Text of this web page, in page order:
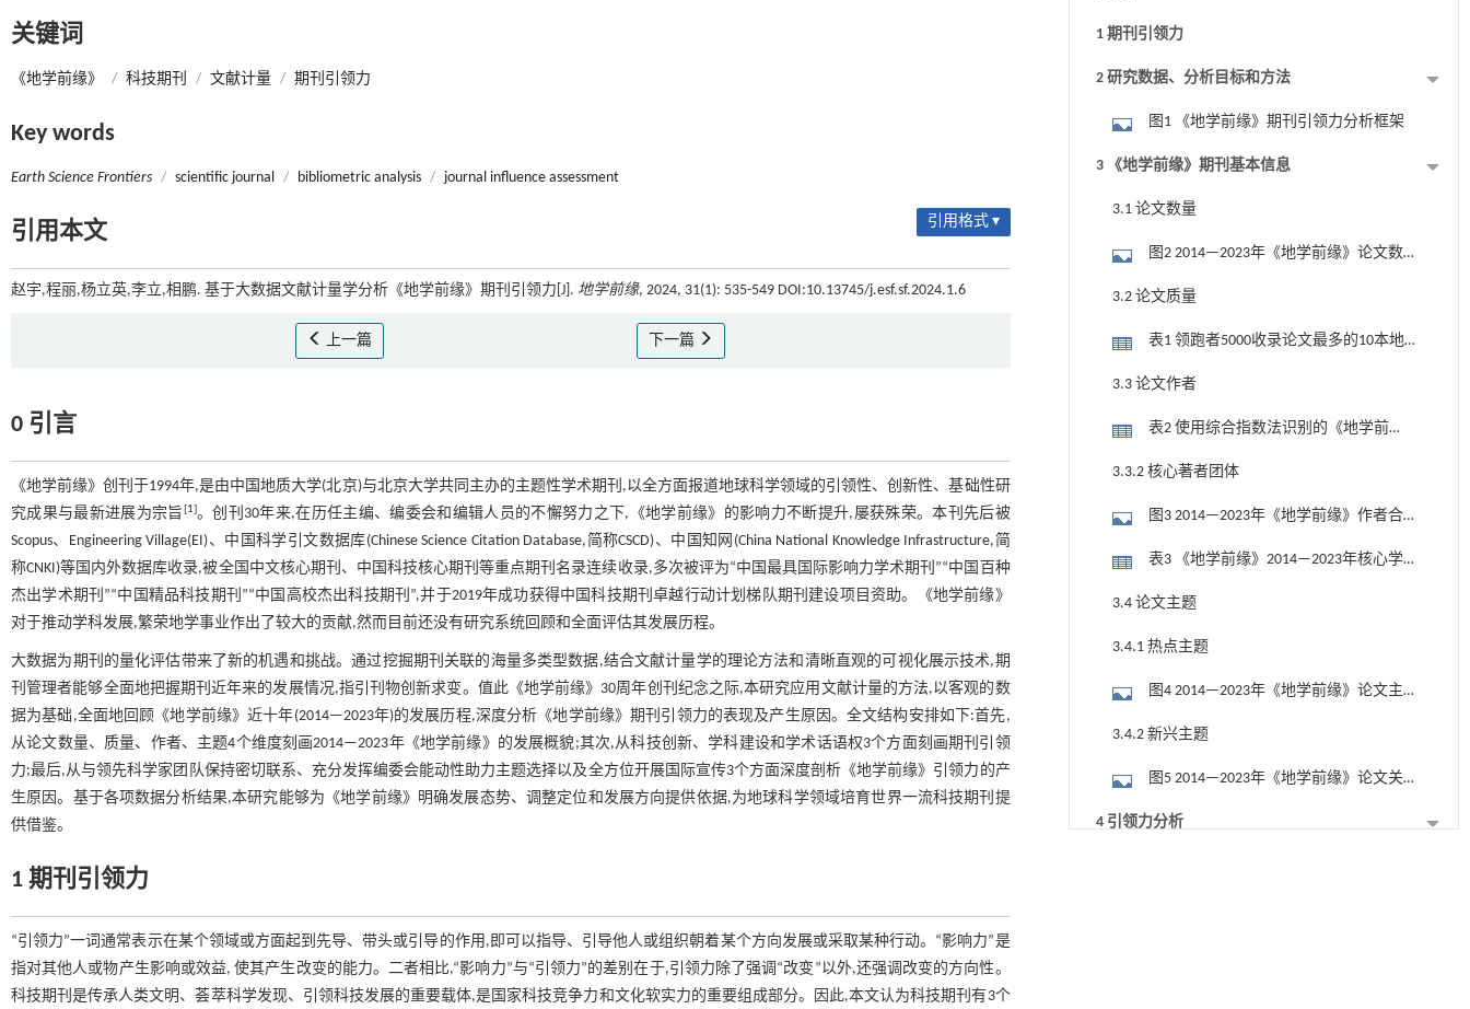
关键词
《地学前缘》 / 科技期刊 / 文献计量 / 期刊引领力
Key words
Earth Science Frontiers / scientific journal / bibliometric analysis / journal influence assessment
引用本文 引用格式 ▾
赵宇,程丽,杨立英,李立,相鹏. 基于大数据文献计量学分析《地学前缘》期刊引领力[J]. 地学前缘, 2024, 31(1): 535-549 DOI:10.13745/j.esf.sf.2024.1.6
上一篇 下一篇
0 引言
《地学前缘》创刊于1994年,是由中国地质大学(北京)与北京大学共同主办的主题性学术期刊,以全方面报道地球科学领域的引领性、创新性、基础性研
究成果与最新进展为宗旨 [1]。创刊30年来,在历任主编、编委会和编辑人员的不懈努力之下,《地学前缘》的影响力不断提升,屡获殊荣。本刊先后被
Scopus、Engineering Village(EI)、中国科学引文数据库(Chinese Science Citation Database,简称CSCD)、中国知网(China National Knowledge Infrastructure,简
称CNKI)等国内外数据库收录,被全国中文核心期刊、中国科技核心期刊等重点期刊名录连续收录,多次被评为“中国最具国际影响力学术期刊”“中国百种
杰出学术期刊”“中国精品科技期刊”“中国高校杰出科技期刊”,并于2019年成功获得中国科技期刊卓越行动计划梯队期刊建设项目资助。《地学前缘》
对于推动学科发展,繁荣地学事业作出了较大的贡献,然而目前还没有研究系统回顾和全面评估其发展历程。
大数据为期刊的量化评估带来了新的机遇和挑战。通过挖掘期刊关联的海量多类型数据,结合文献计量学的理论方法和清晰直观的可视化展示技术,期
刊管理者能够全面地把握期刊近年来的发展情况,指引刊物创新求变。值此《地学前缘》30周年创刊纪念之际,本研究应用文献计量的方法,以客观的数
据为基础,全面地回顾《地学前缘》近十年(2014—2023年)的发展历程,深度分析《地学前缘》期刊引领力的表现及产生原因。全文结构安排如下:首先,
从论文数量、质量、作者、主题4个维度刻画2014—2023年《地学前缘》的发展概貌;其次,从科技创新、学科建设和学术话语权3个方面刻画期刊引领
力;最后,从与领先科学家团队保持密切联系、充分发挥编委会能动性助力主题选择以及全方位开展国际宣传3个方面深度剖析《地学前缘》引领力的产
生原因。基于各项数据分析结果,本研究能够为《地学前缘》明确发展态势、调整定位和发展方向提供依据,为地球科学领域培育世界一流科技期刊提
供借鉴。
1 期刊引领力
“引领力”一词通常表示在某个领域或方面起到先导、带头或引导的作用,即可以指导、引导他人或组织朝着某个方向发展或采取某种行动。“影响力”是
指对其他人或物产生影响或效益, 使其产生改变的能力。二者相比,“影响力”与“引领力”的差别在于,引领力除了强调“改变”以外,还强调改变的方向性。
科技期刊是传承人类文明、荟萃科学发现、引领科技发展的重要载体,是国家科技竞争力和文化软实力的重要组成部分。因此,本文认为科技期刊有3个
1 期刊引领力
2 研究数据、分析目标和方法
图1 《地学前缘》期刊引领力分析框架
3 《地学前缘》期刊基本信息
3.1 论文数量
图2 2014—2023年《地学前缘》论文数
3.2 论文质量
表1 领跑者5000收录论文最多的10本地
3.3 论文作者
表2 使用综合指数法识别的《地学前
3.3.2 核心著者团体
图3 2014—2023年《地学前缘》作者合
表3 《地学前缘》2014—2023年核心学
3.4 论文主题
3.4.1 热点主题
图4 2014—2023年《地学前缘》论文主
3.4.2 新兴主题
图5 2014—2023年《地学前缘》论文关
键词的突变探测
4 引领力分析